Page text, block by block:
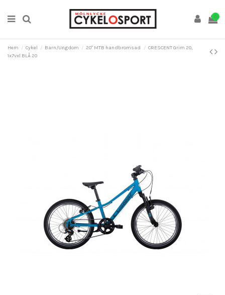
0
Hem Cykel Barn/Ungdom 20" MTB handbromsad
CRESCENT Grim 20,
1x7vxl BLÅ 20